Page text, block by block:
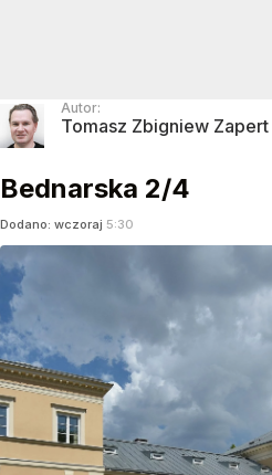
Autor:
Tomasz Zbigniew Zapert
Bednarska 2/4
Dodano: wczoraj 5:30